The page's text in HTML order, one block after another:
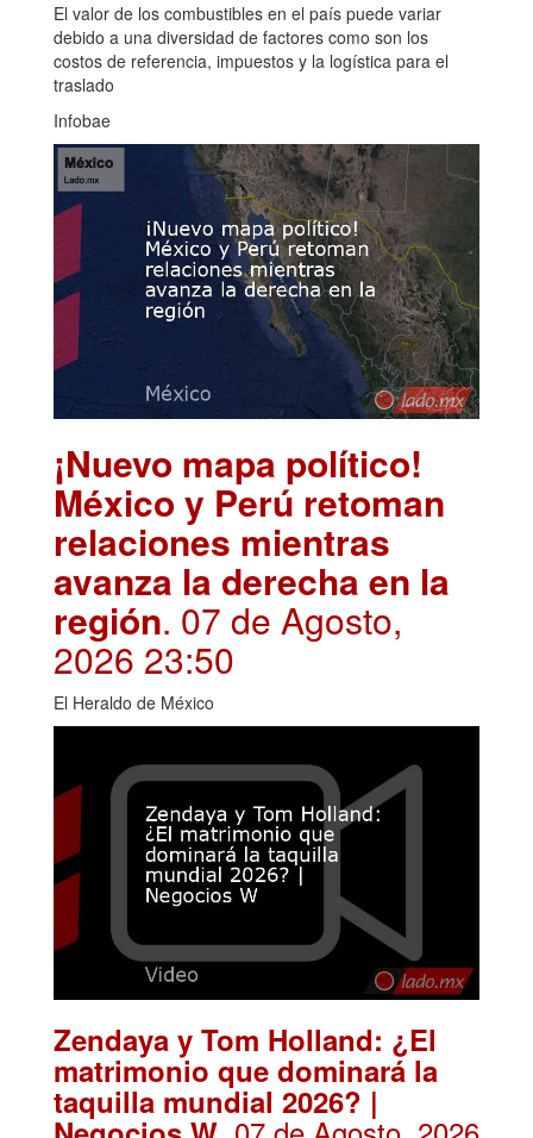
El valor de los combustibles en el país puede variar
debido a una diversidad de factores como son los
costos de referencia, impuestos y la logística para el
traslado
Infobae
¡Nuevo mapa político!
México y Perú retoman
relaciones mientras
avanza la derecha en la
región. 07 de Agosto,
2026 23:50
El Heraldo de México
Zendaya y Tom Holland: ¿El
matrimonio que dominará la
taquilla mundial 2026? |